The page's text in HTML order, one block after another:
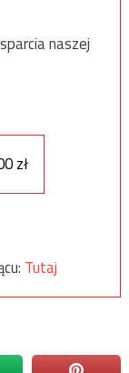
naszej
zł
Tutaj